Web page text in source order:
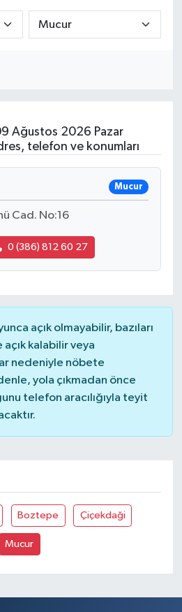
Ağustos 2026 Pazar
telefon ve konumları
Mucur
Cad. No:16
0 (386) 812 60 27
açık olmayabilir, bazıları
kalabilir veya
nedeniyle nöbete
yola çıkmadan önce
telefon aracılığıyla teyit
Boztepe Çiçekdaği
Mucur